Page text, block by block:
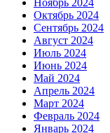
Октябрь 2024
Сентябрь 2024
Август 2024
Июль 2024
Июнь 2024
Май 2024
Апрель 2024
Март 2024
Февраль 2024
Январь 2024